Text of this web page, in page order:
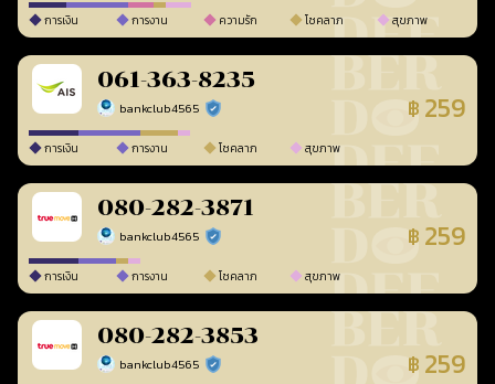
การเงิน การงาน ความรัก โชคลาภ สุขภาพ
061-363-8235
bankclub4565 ร้านยืนยันแล้ว ฿ 259
การเงิน การงาน โชคลาภ สุขภาพ
080-282-3871
bankclub4565 ร้านยืนยันแล้ว ฿ 259
การเงิน การงาน โชคลาภ สุขภาพ
080-282-3853
bankclub4565 ร้านยืนยันแล้ว ฿ 259